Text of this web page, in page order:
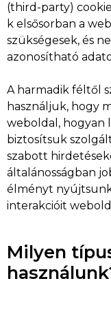
(third-party)
k elsősorban a
szükségesek, és
azonosítható
A harmadik féltől
használjuk, hogy
weboldal, hogyan
biztosítsuk
szabott
általánosságban
élményt
interakcióit
Milyen